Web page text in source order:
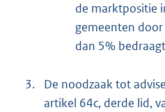
de marktpositie
gemeenten
dan 5%
3.
De noodzaak tot
artikel 64c, derde lid,